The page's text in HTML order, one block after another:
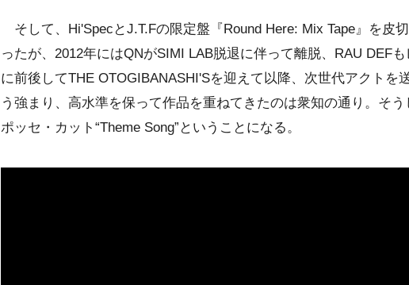
そして、Hi'SpecとJ.T.Fの限定盤『Round Here: Mix Tape』を皮
ったが、2012年にはQNがSIMI LAB脱退に伴って離脱、RAU DEF
に前後してTHE OTOGIBANASHI'Sを迎えて以降、次世代アクトを
う強まり、高水準を保って作品を重ねてきたのは衆知の通り。そ
ポッセ・カット“Theme Song”ということになる。